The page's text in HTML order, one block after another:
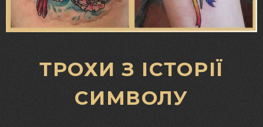
ТРОХИ З ІСТОРІЇ
СИМВОЛУ